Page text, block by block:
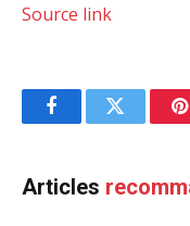
Source link
FacebookTwitter
Articles